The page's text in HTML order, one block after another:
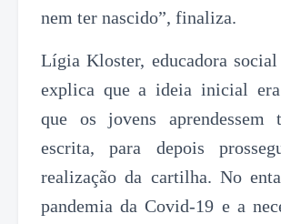
nem ter nascido”, finaliza.
Lígia Kloster, educadora
explica que a ideia inicial
que os jovens aprendessem
escrita, para depois
realização da cartilha. No
pandemia da Covid-19 e a